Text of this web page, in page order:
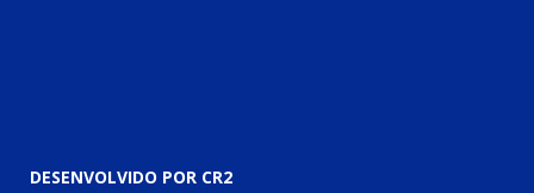
DESENVOLVIDO POR CR2